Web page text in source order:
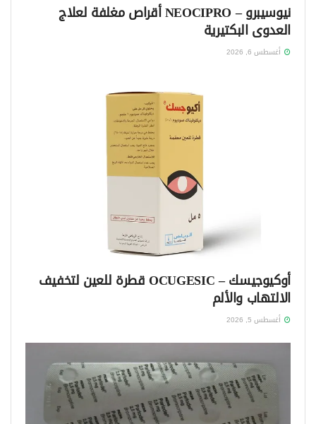
نيوسيبرو – NEOCIPRO أقراص مغلفة لعلاج
العدوى البكتيرية
أغسطس 6, 2026
أوكيوجيسك – OCUGESIC قطرة للعين لتخفيف
الالتهاب والألم
أغسطس 5, 2026